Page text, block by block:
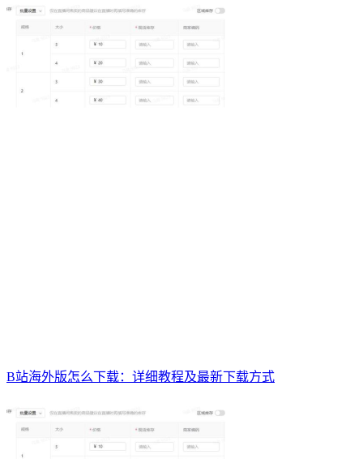
B站海外版怎么下载：详细教程及最新下载方式